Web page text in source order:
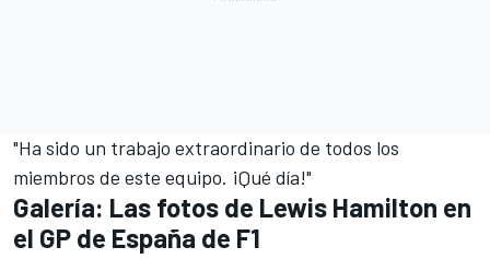
"Ha sido un trabajo extraordinario de todos los
miembros de este equipo. ¡Qué día!"
Galería: Las fotos de Lewis Hamilton en
el GP de España de F1